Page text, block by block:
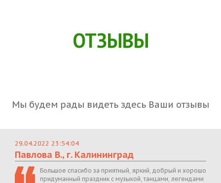
ОТЗЫВЫ
Мы будем рады видеть здесь Ваши отзывы
29.04.2022 23:54:04
Павлова В., г. Калининград
Большое спасибо за приятный, яркий, добрый и хорошо
придуманный праздник с музыкой, танцами, легендами